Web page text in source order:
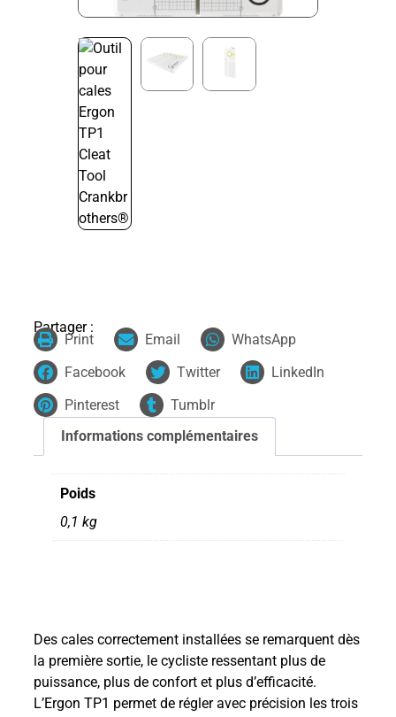
Partager :
Print Email
WhatsApp
Facebook
Twitter
LinkedIn
Pinterest
Tumblr
Informations complémentaires
Poids
0,1 kg
Des cales correctement installées se remarquent dès
la première sortie, le cycliste ressentant plus de
puissance, plus de confort et plus d’efficacité.
L’Ergon TP1 permet de régler avec précision les trois